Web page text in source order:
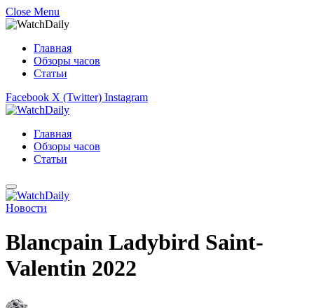
Close Menu
Главная
Обзоры часов
Статьи
Facebook X (Twitter) Instagram
Главная
Обзоры часов
Статьи
Новости
Blancpain Ladybird Saint-
Valentin 2022